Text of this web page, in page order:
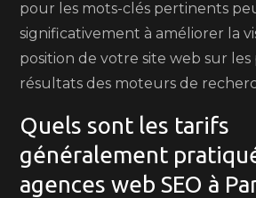
pour les mots-clés pertinents
significativement à améliorer la
position de votre site web sur les
résultats des moteurs de
Quels sont les tarifs
généralement
agences web SEO à